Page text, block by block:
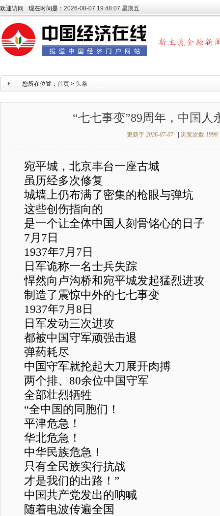
欢迎访问 现在时间是： 2026-08-07 19:48:07 星期五
您所在位置： 首页 > 头条
“七七事变”89周年，中国人
更新于 2026-07-07 浏览次数 1990
宛平城，北京丰台一座古城
虽历经多次修复
城墙上仍布满了密集的枪眼与弹坑
这些创伤指向的
是一个让全体中国人刻骨铭心的日子
7月7日
1937年7月7日
日军诡称一名士兵失踪
悍然向卢沟桥和宛平城发起猛烈进攻
制造了震惊中外的七七事变
1937年7月8日
日军发动三次进攻
都被中国守军顽强击退
弹药耗尽
中国守军就抡起大刀展开肉搏
两个排、80余位中国守军
全部壮烈牺牲
“全中国的同胞们！
平津危急！
华北危急！
中华民族危急！
只有全民族实行抗战
才是我们的出路！”
中国共产党发出的呐喊
随着电波传遍全国